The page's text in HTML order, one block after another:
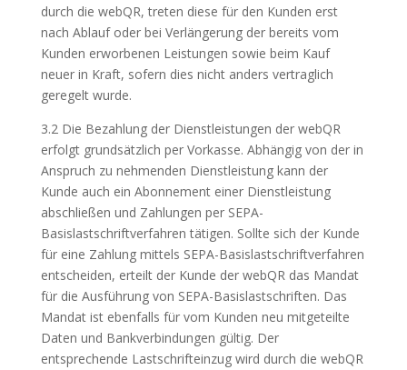
durch die webQR, treten diese für den Kunden erst
nach Ablauf oder bei Verlängerung der bereits vom
Kunden erworbenen Leistungen sowie beim Kauf
neuer in Kraft, sofern dies nicht anders vertraglich
geregelt wurde.
3.2 Die Bezahlung der Dienstleistungen der webQR
erfolgt grundsätzlich per Vorkasse. Abhängig von der in
Anspruch zu nehmenden Dienstleistung kann der
Kunde auch ein Abonnement einer Dienstleistung
abschließen und Zahlungen per SEPA-
Basislastschriftverfahren tätigen. Sollte sich der Kunde
für eine Zahlung mittels SEPA-Basislastschriftverfahren
entscheiden, erteilt der Kunde der webQR das Mandat
für die Ausführung von SEPA-Basislastschriften. Das
Mandat ist ebenfalls für vom Kunden neu mitgeteilte
Daten und Bankverbindungen gültig. Der
entsprechende Lastschrifteinzug wird durch die webQR